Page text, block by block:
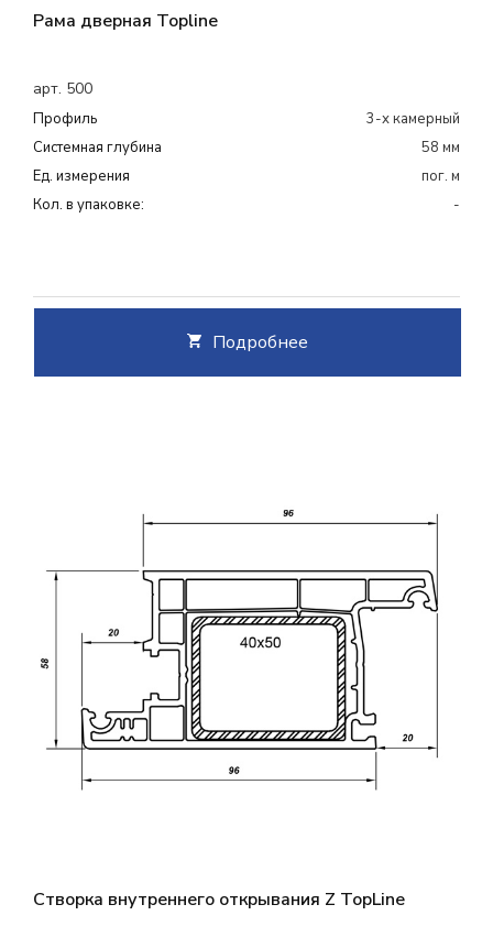
Рама дверная Topline
арт. 500
Профиль
3-х камерный
Системная глубина
58 мм
Ед. измерения
пог. м
Кол. в упаковке:
-
Подробнее
Створка внутреннего открывания Z TopLine